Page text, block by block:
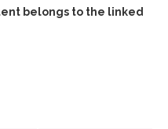
belongs to the linked